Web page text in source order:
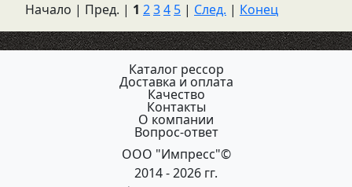
Начало | Пред. | 1 234 5 | След. | Конец
Каталог рессор
Доставка и оплата
Качество
Контакты
О компании
Вопрос-ответ
ООО "Импресс"©
2014 - 2026 гг.